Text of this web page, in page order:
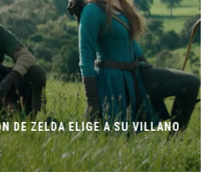
ELIGE A SU VILLANO